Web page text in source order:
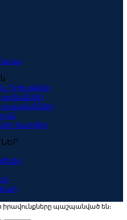
կապ
Դրույթներ
պայմաններ
հարցեր
իրավունքները պաշպանված են։